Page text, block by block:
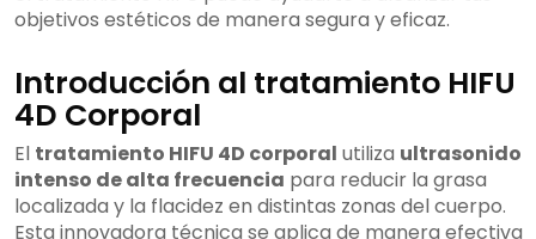
objetivos estéticos de manera segura y eficaz.
Introducción al tratamiento HIFU
4D Corporal
El tratamiento HIFU 4D corporal utiliza ultrasonido
intenso de alta frecuencia para reducir la grasa
localizada y la flacidez en distintas zonas del cuerpo.
Esta innovadora técnica se aplica de manera efectiva